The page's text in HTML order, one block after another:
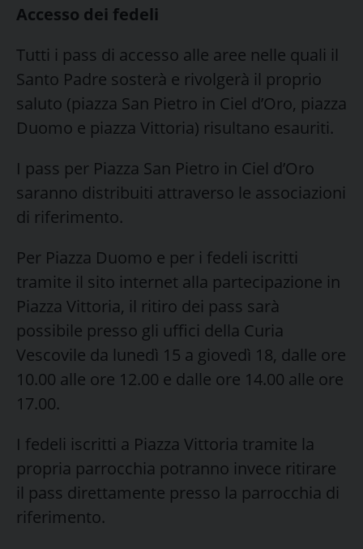
Accesso dei fedeli
Tutti i pass di accesso alle aree nelle quali il
Santo Padre sosterà e rivolgerà il proprio
saluto (piazza San Pietro in Ciel d’Oro, piazza
Duomo e piazza Vittoria) risultano esauriti.
I pass per Piazza San Pietro in Ciel d’Oro
saranno distribuiti attraverso le associazioni
di riferimento.
Per Piazza Duomo e per i fedeli iscritti
tramite il sito internet alla partecipazione in
Piazza Vittoria, il ritiro dei pass sarà
possibile presso gli uffici della Curia
Vescovile da lunedì 15 a giovedì 18, dalle ore
10.00 alle ore 12.00 e dalle ore 14.00 alle ore
17.00.
I fedeli iscritti a Piazza Vittoria tramite la
propria parrocchia potranno invece ritirare
il pass direttamente presso la parrocchia di
riferimento.